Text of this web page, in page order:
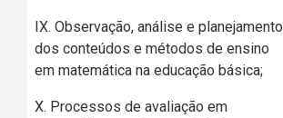
IX. Observação, análise e planejamento
dos conteúdos e métodos de ensino
em matemática na educação básica;
X. Processos de avaliação em